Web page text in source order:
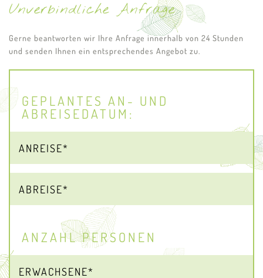
Unverbindliche Anfrage
Gerne beantworten wir Ihre Anfrage innerhalb von 24 Stunden
und senden Ihnen ein entsprechendes Angebot zu.
GEPLANTES AN- UND
ABREISEDATUM:
ANZAHL PERSONEN